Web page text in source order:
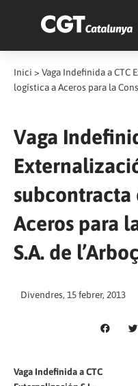
Inici > Vaga Indefinida a CTC
logística a Aceros para la
Vaga
subcontracta
Aceros para
S.A. de
Divendres, 15 febrer, 2013
Vaga Indefinida a CTC